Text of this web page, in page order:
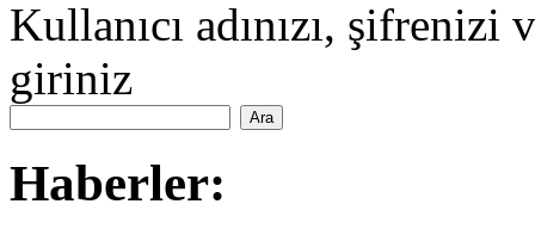
Kullanıcı adınızı,
giriniz
Haberler: